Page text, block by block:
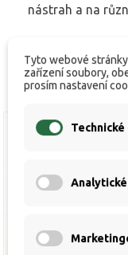
nástrah a na
Tyto webové
zařízení soubory,
prosím nastavení